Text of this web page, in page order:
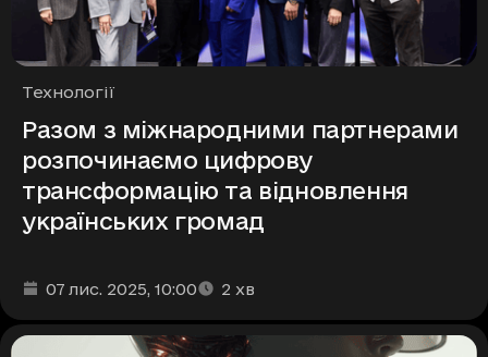
Рубрики
Технології
Разом з міжнародними партнерами
розпочинаємо цифрову
трансформацію та відновлення
українських громад
Дата та час публікації
07 лис. 2025, 10:00
Час читання: 2 хв